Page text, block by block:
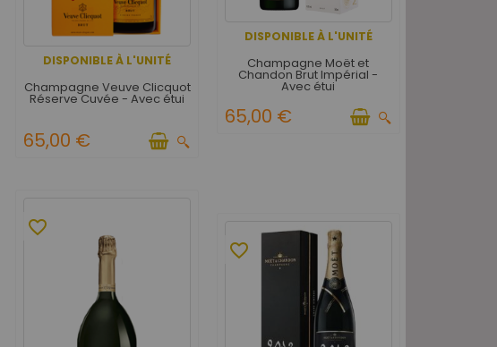
DISPONIBLE À L'UNITÉ
Champagne Veuve Clicquot
Réserve Cuvée - Avec étui
65,00 €
DISPONIBLE À L'UNITÉ
Champagne Moët et
Chandon Brut Impérial -
Avec étui
65,00 €
favorite_border
favorite_border